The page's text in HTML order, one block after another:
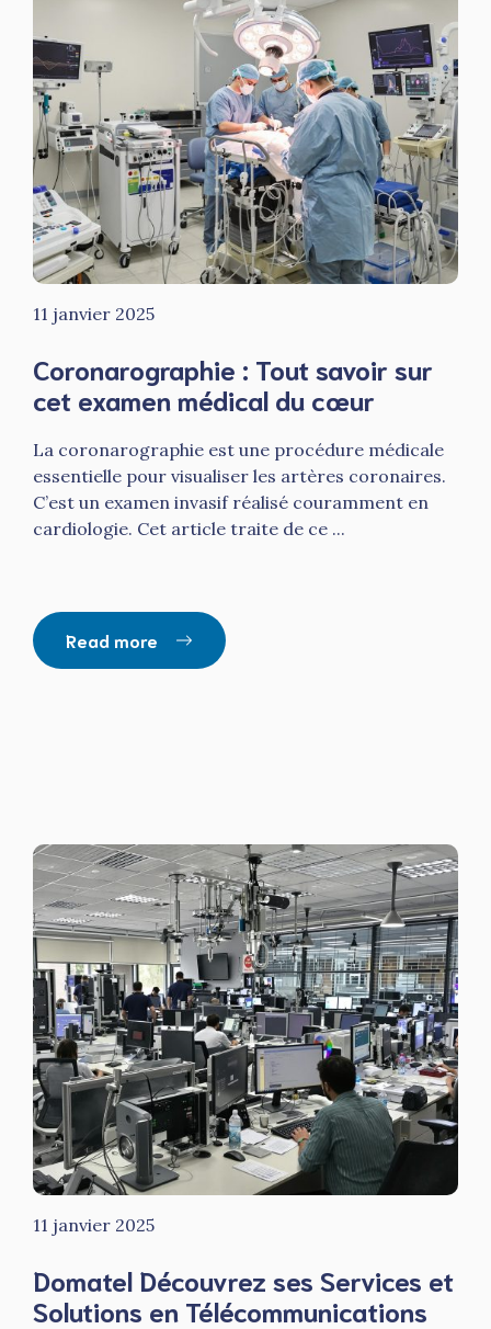
11 janvier 2025
Coronarographie : Tout savoir sur
cet examen médical du cœur
La coronarographie est une procédure médicale
essentielle pour visualiser les artères coronaires.
C’est un examen invasif réalisé couramment en
cardiologie. Cet article traite de ce ...
Read more
11 janvier 2025
Domatel Découvrez ses Services et
Solutions en Télécommunications